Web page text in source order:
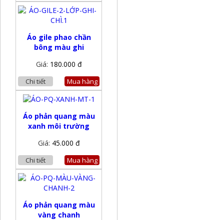
Áo gile phao chần
bông màu ghi
Giá: 180.000 đ
Chi tiết Mua hàng
Áo phản quang màu
xanh môi trường
Giá: 45.000 đ
Chi tiết Mua hàng
Áo phản quang màu
vàng chanh